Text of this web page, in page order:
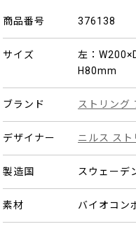
商品番号 376138
サイズ
左：
H80mm
ブランド ストリング
デザイナー ニルス スト
製造国 スウェーデ
素材 バイオコン